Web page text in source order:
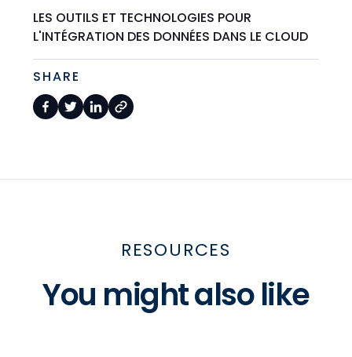
LES OUTILS ET TECHNOLOGIES POUR
L'INTÉGRATION DES DONNÉES DANS LE CLOUD
SHARE
RESOURCES
You might also like